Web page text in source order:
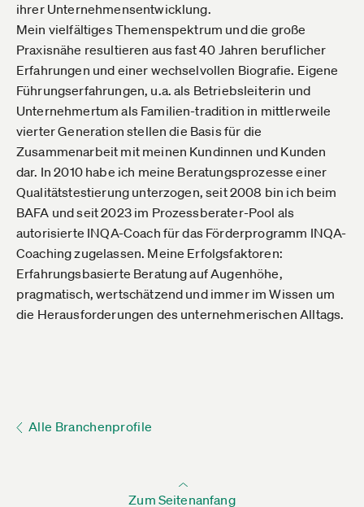
ihrer Unternehmensentwicklung.
Mein vielfältiges Themenspektrum und die große
Praxisnähe resultieren aus fast 40 Jahren beruflicher
Erfahrungen und einer wechselvollen Biografie. Eigene
Führungserfahrungen, u.a. als Betriebsleiterin und
Unternehmertum als Familien-tradition in mittlerweile
vierter Generation stellen die Basis für die
Zusammenarbeit mit meinen Kundinnen und Kunden
dar. In 2010 habe ich meine Beratungsprozesse einer
Qualitätstestierung unterzogen, seit 2008 bin ich beim
BAFA und seit 2023 im Prozessberater-Pool als
autorisierte INQA-Coach für das Förderprogramm INQA-
Coaching zugelassen. Meine Erfolgsfaktoren:
Erfahrungsbasierte Beratung auf Augenhöhe,
pragmatisch, wertschätzend und immer im Wissen um
die Herausforderungen des unternehmerischen Alltags.
Alle Branchenprofile
Zum Seitenanfang